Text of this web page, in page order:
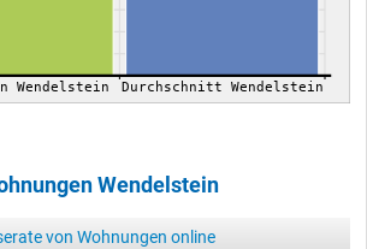
Wendelstein Durchschnitt Wendelstein
Wendelstein
von Wohnungen online